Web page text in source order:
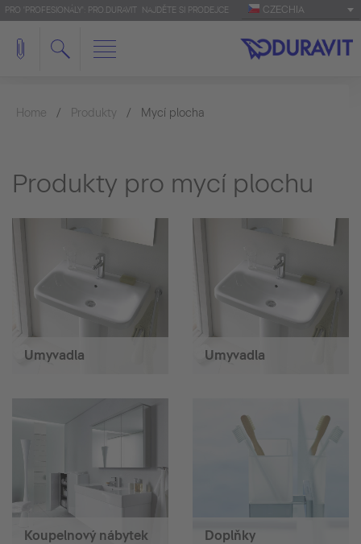
PRO 'PROFESIONÁLY': PRO.DURAVIT NAJDĚTE SI PRODEJCE CZECHIA
Home Produkty Mycí plocha
Produkty pro mycí plochu
Umyvadla Umyvadla
Koupelnový nábytek Doplňky